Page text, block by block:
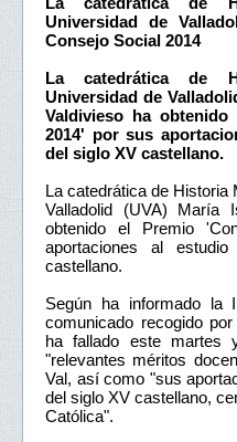
Universidad de
Consejo Social 2014
La catedrática de
Universidad de
Valdivieso ha
2014' por sus
del siglo XV castellano.
La catedrática de Historia
Valladolid (UVA) María
obtenido el Premio
aportaciones al
castellano.
Según ha informado la
comunicado recogido
ha fallado este martes
"relevantes méritos
Val, así como "sus
del siglo XV castellano,
Católica".